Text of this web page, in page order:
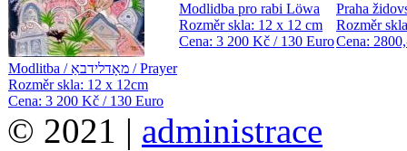
Modlitba / מאָדלידבאַ / Prayer
Rozměr skla: 12 x 12cm
Cena: 3 200 Kč / 130 Euro
Modlidba pro rabi Löwa
Rozměr skla: 12 x 12 cm
Cena: 3 200 Kč / 130 Euro
Praha
Rozměr
Cena:
© 2021 | administrace